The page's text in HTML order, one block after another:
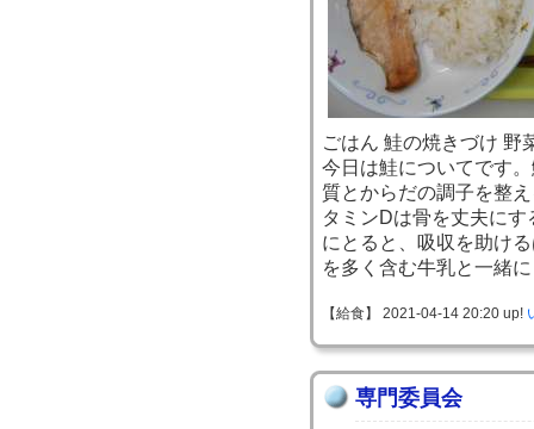
ごはん 鮭の焼きづけ 野
今日は鮭についてです
質とからだの調子を整
タミンDは骨を丈夫に
にとると、吸収を助け
を多く含む牛乳と一緒
【給食】 2021-04-14 20:20 up!
専門委員会